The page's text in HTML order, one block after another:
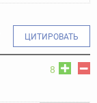
ЦИТИРОВАТЬ
8